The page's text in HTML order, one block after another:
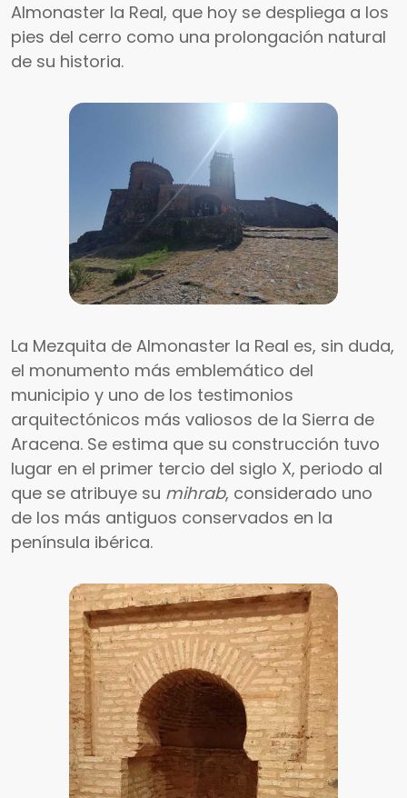
Almonaster la Real, que hoy se despliega a los
pies del cerro como una prolongación natural
de su historia.
La Mezquita de Almonaster la Real es, sin duda,
el monumento más emblemático del
municipio y uno de los testimonios
arquitectónicos más valiosos de la Sierra de
Aracena. Se estima que su construcción tuvo
lugar en el primer tercio del siglo X, periodo al
que se atribuye su mihrab, considerado uno
de los más antiguos conservados en la
península ibérica.